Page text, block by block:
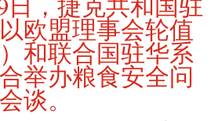
欧盟理事会轮值
和联合国驻华系
举办粮食安全问
谈。